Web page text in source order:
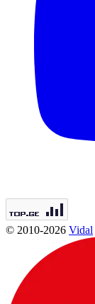
© 2010-2026 Vidal